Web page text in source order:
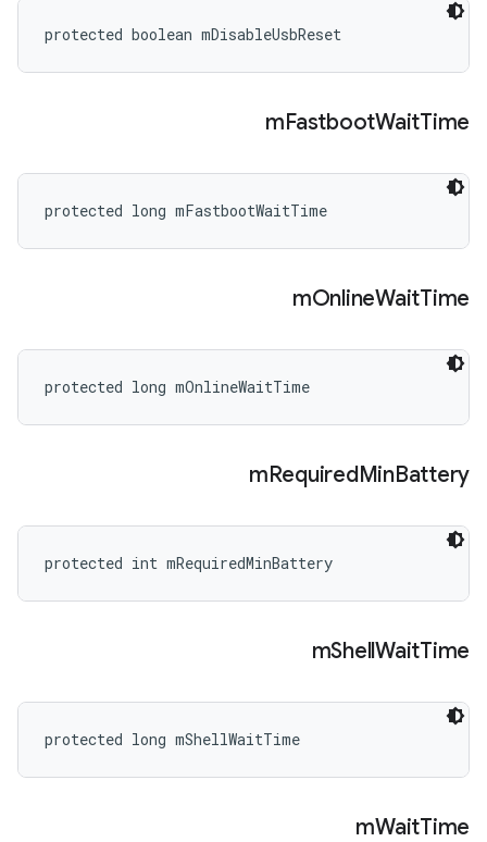
protected boolean mDisableUsbReset
mFastbootWaitTime
protected long mFastbootWaitTime
mOnlineWaitTime
protected long mOnlineWaitTime
mRequiredMinBattery
protected int mRequiredMinBattery
mShellWaitTime
protected long mShellWaitTime
mWaitTime